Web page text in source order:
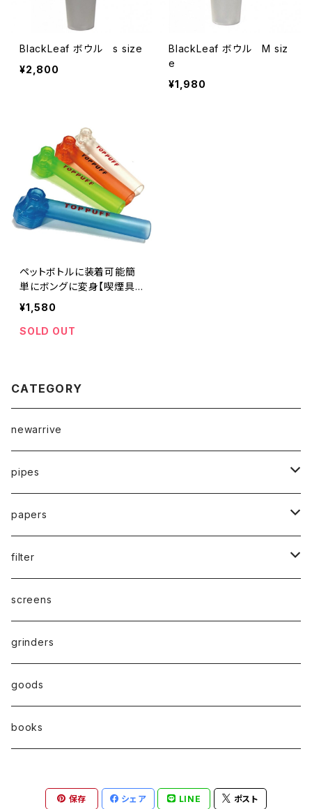
BlackLeaf ボウル s size
¥2,800
BlackLeaf ボウル M siz
e
¥1,980
ペットボトルに装着可能簡
単にボングに変身【喫煙具・
水パイプ・ボング】ペットボト
ルに装着可能TOPPUFFト
ップパプ/水パイプ
¥1,580
SOLD OUT
CATEGORY
newarrive
pipes
waterpipe
parts
drypipe
one hitter
hand pipe
papers
1 1/4size
1.0size
kingsize
filter
paper filter
Active carbon filter(活性炭フィルター）
8㎜
7㎜
screens
grinders
goods
books
保存 シェア LINE ポスト